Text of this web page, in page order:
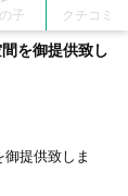
子 クチコミ
を御提供致し
提供致しま